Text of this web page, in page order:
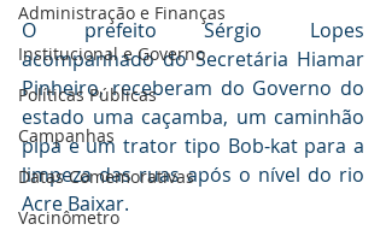
Administração e Finanças
Institucional e Governo
Políticas Públicas
Campanhas
Datas Comemorativas
Vacinômetro
O prefeito Sérgio Lopes
acompanhado do Secretária Hiamar
Pinheiro, receberam do Governo do
estado uma caçamba, um caminhão
pipa e um trator tipo Bob-kat para a
limpeza das ruas após o nível do rio
Acre Baixar.